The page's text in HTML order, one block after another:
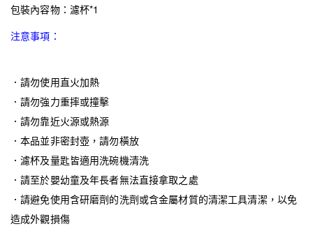
包裝內容物：濾杯*1
注意事項：
．請勿使用直火加熱
．請勿強力重摔或撞擊
．請勿靠近火源或熱源
．本品並非密封壺，請勿橫放
．濾杯及量匙皆適用洗碗機清洗
．請至於嬰幼童及年長者無法直接拿取之處
．請避免使用含研磨劑的洗劑或含金屬材質的清潔工具清潔，以免
造成外觀損傷